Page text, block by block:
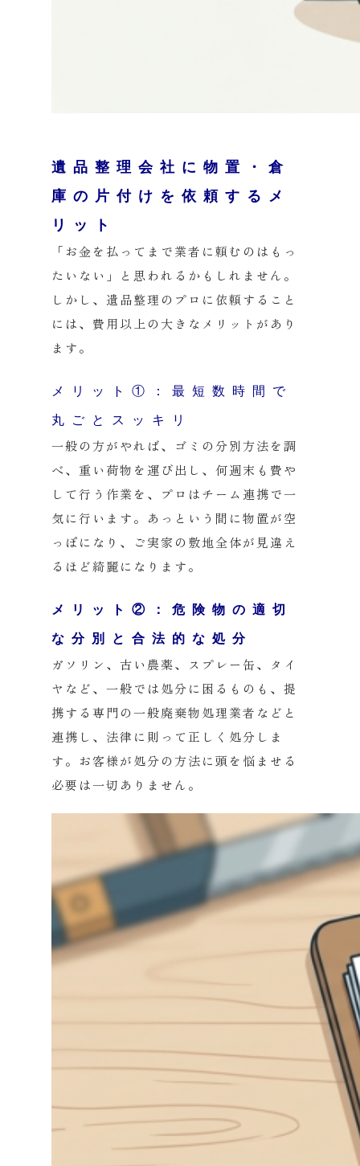
遺品整理会社に物置・倉
庫の片付けを依頼するメ
リット
「お金を払ってまで業者に頼むのはもっ
たいない」と思われるかもしれません。
しかし、遺品整理のプロに依頼すること
には、費用以上の大きなメリットがあり
ます。
メリット①：最短数時間で
丸ごとスッキリ
一般の方がやれば、ゴミの分別方法を調
べ、重い荷物を運び出し、何週末も費や
して行う作業を、プロはチーム連携で一
気に行います。あっという間に物置が空
っぽになり、ご実家の敷地全体が見違え
るほど綺麗になります。
メリット②：危険物の適切
な分別と合法的な処分
ガソリン、古い農薬、スプレー缶、タイ
ヤなど、一般では処分に困るものも、提
携する専門の一般廃棄物処理業者などと
連携し、法律に則って正しく処分しま
す。お客様が処分の方法に頭を悩ませる
必要は一切ありません。